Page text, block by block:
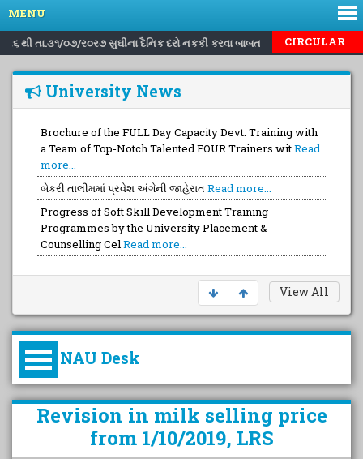
MENU
થી તા.૩૧/૦૭/ર૦ર૭ સુઘીના દૈનિક દરો નકકી કરવા બાબત..| |Inviting
CIRCULAR
University News
Brochure of the FULL Day Capacity Devt. Training with
a Team of Top-Notch Talented FOUR Trainers witRead
more...
બેકરી તાલીમમાં પ્રવેશ અંગેની જાહેરાત Read more...
Progress of Soft Skill Development Training
Programmes by the University Placement &
Counselling CelRead more...
View All
NAU Desk
કુલપતિની પરિવર્તનકારી પહેલનું
વિહંગાવલોકન (ઓક્ટોબર ૨૦૨૦-૨૦૨૫)
Revision in milk selling price
from 1/10/2019, LRS